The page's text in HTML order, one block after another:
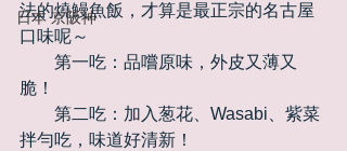
日本 京阪神
法的燒鰻魚飯，才算是最正宗的名古屋
口味呢～
第一吃：品嚐原味，外皮又薄又
脆！
第二吃：加入葱花、Wasabi、紫菜
拌勻吃，味道好清新！